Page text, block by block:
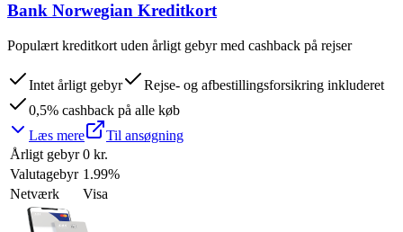
Bank Norwegian Kreditkort
Populært kreditkort uden årligt gebyr med cashback på rejser
Intet årligt gebyr
Rejse- og afbestillingsforsikring inkluderet
0,5% cashback på alle køb
Læs mere
Til ansøgning
Årligt gebyr 0 kr.
Valutagebyr 1.99%
Netværk
Visa